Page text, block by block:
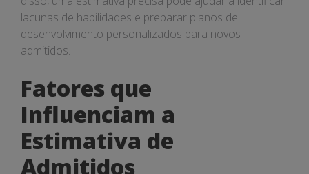
lacunas de habilidades e preparar planos de
desenvolvimento personalizados para novos
admitidos.
Fatores que
Influenciam a
Estimativa de
Admitidos